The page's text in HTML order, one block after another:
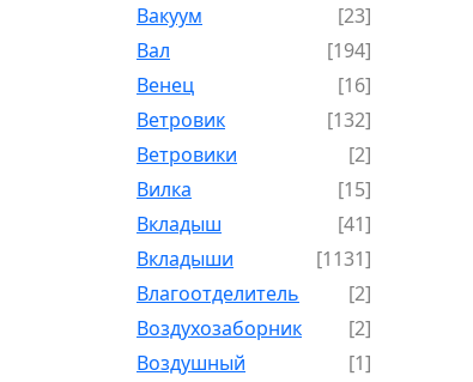
Вакуум
[23]
Вал
[194]
Венец
[16]
Ветровик
[132]
Ветровики
[2]
Вилка
[15]
Вкладыш
[41]
Вкладыши
[1131]
Влагоотделитель
[2]
Воздухозаборник
[2]
Воздушный
[1]